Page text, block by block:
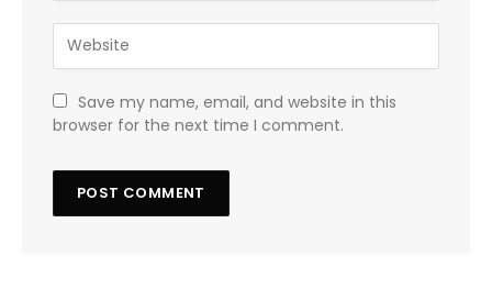
Save my name, email, and website in this
browser for the next time I comment.